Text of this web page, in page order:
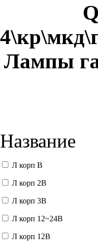
Лампы
Название
Л корп В
Л корп 2В
Л корп 3В
Л корп 12~24В
Л корп 12В